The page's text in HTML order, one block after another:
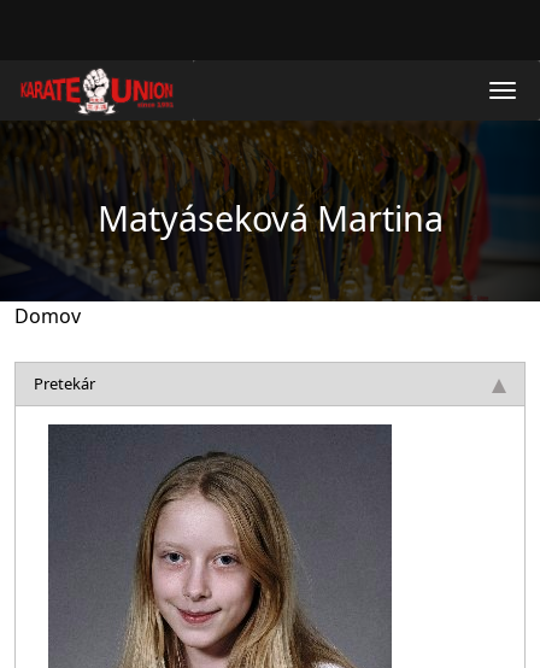
Matyáseková Martina
Domov
Pretekár